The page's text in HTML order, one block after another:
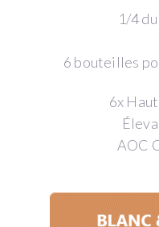
1/4
6 bouteilles
6x
AOC